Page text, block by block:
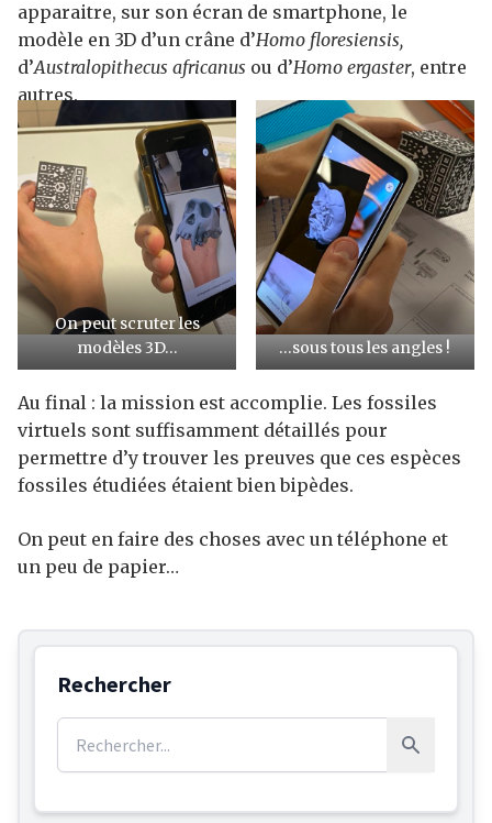
apparaitre, sur son écran de smartphone, le
modèle en 3D d’un crâne d’Homo floresiensis,
d’Australopithecus africanus ou d’Homo ergaster, entre
autres.
On peut scruter les
modèles 3D…
…sous tous les angles !
Au final : la mission est accomplie. Les fossiles
virtuels sont suffisamment détaillés pour
permettre d’y trouver les preuves que ces espèces
fossiles étudiées étaient bien bipèdes.
On peut en faire des choses avec un téléphone et
un peu de papier…
Rechercher
Rechercher :
Rechercher